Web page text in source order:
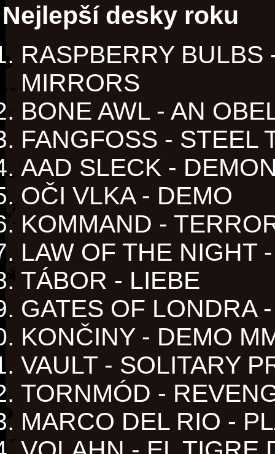
Nejlepší desky roku
RASPBERRY BULBS
MIRRORS
BONE AWL - AN
FANGFOSS - STEEL
AAD SLECK -
OČI VLKA - DEMO
KOMMAND -
LAW OF THE NIGHT
TÁBOR - LIEBE
GATES OF LONDRA
KONČINY - DEMO
VAULT - SOLITARY
TORNMÓD -
MARCO DEL RIO -